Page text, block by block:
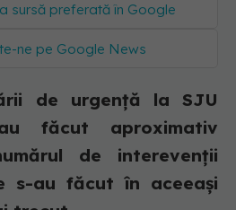
sursă preferată în Google
ne pe Google News
de urgență la SJU
făcut aproximativ
de interevenții
s-au făcut în aceeași